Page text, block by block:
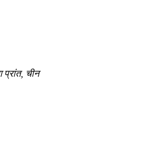
प्रांत, चीन